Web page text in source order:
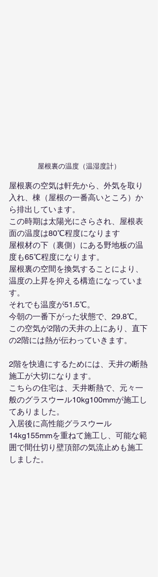
屋根裏の温度（温湿度計）
屋根裏の空気は軒先から、外気を取り
入れ、棟（屋根の一番高いところ）か
ら排出しています。
この時期は太陽光にさらされ、屋根表
面の温度は80℃程度になります
屋根材の下（裏側）にある野地板の温
度も65℃程度になります。
屋根裏の空間を換気することにより、
温度の上昇を抑える構造になっていま
す。
それでも温度が51.5℃。
今朝の一番下がった状態で、29.8℃。
この空気が2階の天井の上にあり、直下
の2階には熱が伝わっていきます。
2階を快適にするためには、天井の断熱
施工が大切になります。
こちらの住宅は、天井断熱で、元々一
般のグラスウール10kg100mmが施工し
てありました。
入居後に高性能グラスウール
14kg155mmを重ねて施工し、可能な範
囲で間仕切り壁頂部の気流止めも施工
しました。